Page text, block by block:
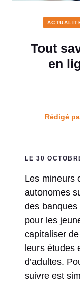
Tout
en
Rédigé
LE 30
Les mineurs
autonomes
des
pour les
capitaliser
leurs études
d’adultes.
suivre est